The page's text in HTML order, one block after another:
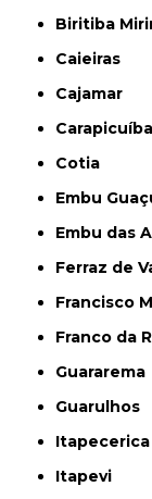
Biritiba
Caieiras
Cajamar
Carapicuíba
Cotia
Embu
Embu das
Ferraz de
Francisco
Franco da
Guararema
Guarulhos
Itapevi